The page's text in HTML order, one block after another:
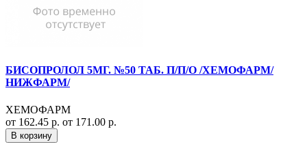
БИСОПРОЛОЛ 5МГ. №50 ТАБ. П/П/О /ХЕМОФАРМ/
НИЖФАРМ/
ХЕМОФАРМ
от 162.45 р. от 171.00 р.
В корзину